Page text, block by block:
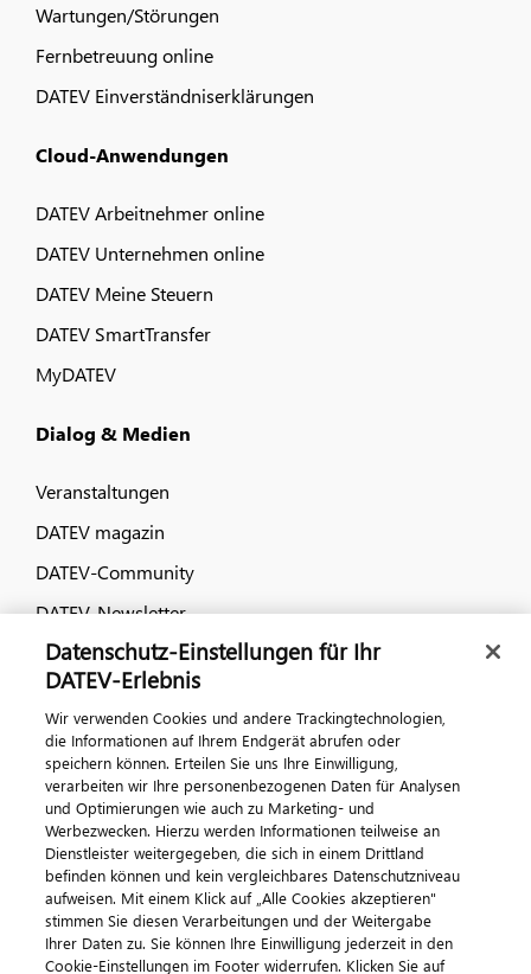
Wartungen/Störungen
Fernbetreuung online
DATEV Einverständniserklärungen
Cloud-Anwendungen
DATEV Arbeitnehmer online
DATEV Unternehmen online
DATEV Meine Steuern
DATEV SmartTransfer
MyDATEV
Dialog & Medien
Veranstaltungen
DATEV magazin
DATEV-Community
DATEV-Newsletter
Kontaktieren Sie uns
© 2026 DATEV eG
ImpressumDatenschutzAGB Kontakt
Cookie-Einstellungen
Datenschutz-Einstellungen für Ihr
DATEV-Erlebnis
Wir verwenden Cookies und andere Trackingtechnologien,
die Informationen auf Ihrem Endgerät abrufen oder
speichern können. Erteilen Sie uns Ihre Einwilligung,
verarbeiten wir Ihre personenbezogenen Daten für Analysen
und Optimierungen wie auch zu Marketing- und
Werbezwecken. Hierzu werden Informationen teilweise an
Dienstleister weitergegeben, die sich in einem Drittland
befinden können und kein vergleichbares Datenschutzniveau
aufweisen. Mit einem Klick auf „Alle Cookies akzeptieren"
stimmen Sie diesen Verarbeitungen und der Weitergabe
Ihrer Daten zu. Sie können Ihre Einwilligung jederzeit in den
Cookie-Einstellungen im Footer widerrufen. Klicken Sie auf